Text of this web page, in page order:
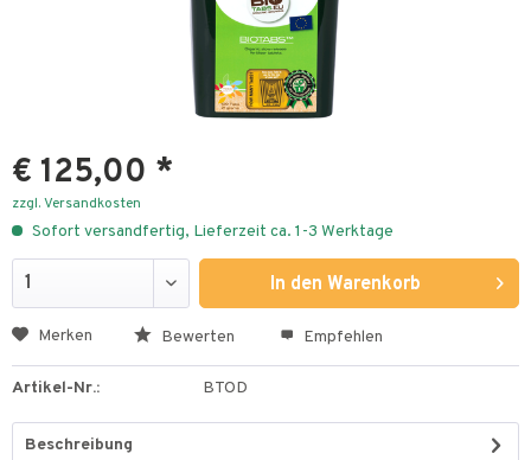
€ 125,00 *
zzgl. Versandkosten
Sofort versandfertig, Lieferzeit ca. 1-3 Werktage
In den Warenkorb
Merken Bewerten Empfehlen
Artikel-Nr.: BTOD
Beschreibung